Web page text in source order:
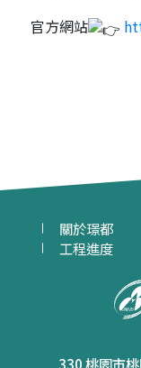
官方網站
關於璟都
工程進度
330 桃園市